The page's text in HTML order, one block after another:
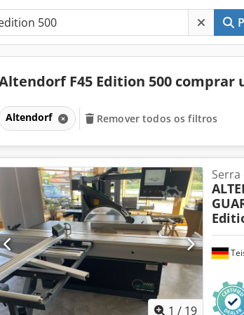
F45 Edition 500 comprar
Altendorf Remover todos os filtros
1 / 19